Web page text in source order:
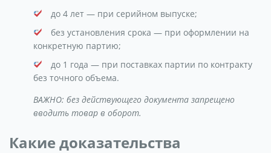
до 4 лет — при серийном выпуске;
без установления срока — при оформлении на
конкретную партию;
до 1 года — при поставках партии по контракту
без точного объема.
ВАЖНО: без действующего документа запрещено
вводить товар в оборот.
Какие доказательства